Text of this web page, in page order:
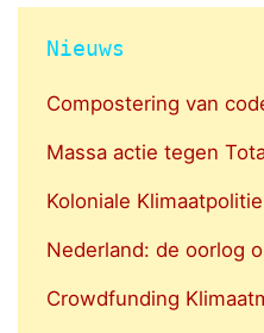
Nieuws
Compostering van
Massa actie tegen
Koloniale
Nederland: de oorlog
Crowdfunding